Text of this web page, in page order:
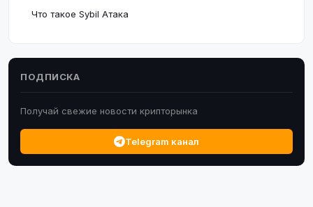
Что такое Sybil Атака
ПОДПИСКА
Получай свежие новости крипторынка
Telegram канал